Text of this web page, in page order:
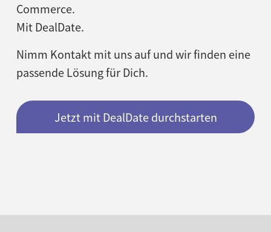
Commerce.
Mit DealDate.
Nimm Kontakt mit uns auf und wir finden eine
passende Lösung für Dich.
Jetzt mit DealDate durchstarten